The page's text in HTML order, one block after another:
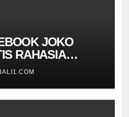
JOKO
RAHASIA